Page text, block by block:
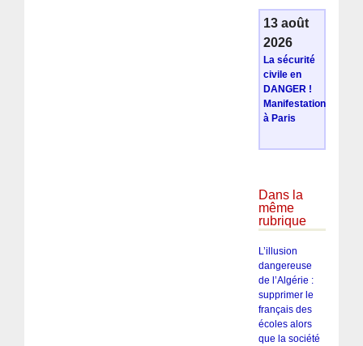
13 août
2026
La sécurité
civile en
DANGER !
Manifestation
à Paris
Dans la
même
rubrique
L’illusion
dangereuse
de l’Algérie :
supprimer le
français des
écoles alors
que la société